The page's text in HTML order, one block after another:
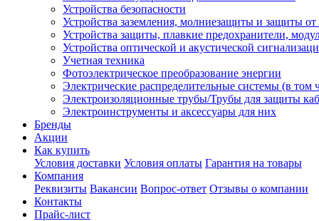
Устройства безопасности
Устройства заземления, молниезащиты и защиты
Устройства защиты, плавкие предохранители,
Устройства оптической и акустической
Учетная техника
Фотоэлектрическое преобразование энергии
Электрические распределительные системы (в том
Электроизоляционные трубы/Трубы для защиты
Электроинструменты и аксессуары для них
Бренды
Акции
Как купить
Условия доставки Условия оплаты Гарантия на товары
Компания
Реквизиты Вакансии Вопрос-ответ Отзывы о компании
Контакты
Прайс-лист